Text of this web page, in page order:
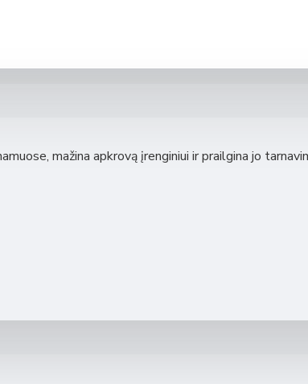
LAN modulis)
mažina apkrovą įrenginiui ir prailgina jo